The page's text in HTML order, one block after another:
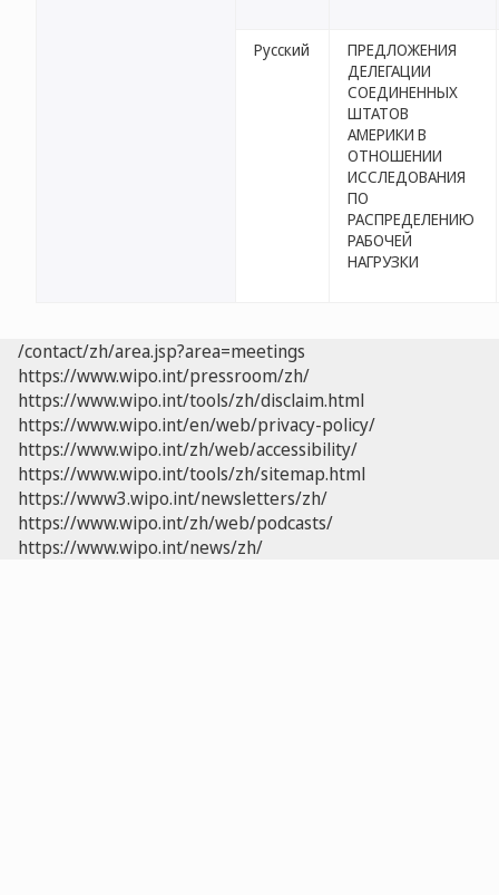
Русский
ПРЕДЛОЖЕНИЯ
ДЕЛЕГАЦИИ
СОЕДИНЕННЫХ
ШТАТОВ
АМЕРИКИ В
ОТНОШЕНИИ
ИССЛЕДОВАНИЯ
ПО
РАСПРЕДЕЛЕНИЮ
РАБОЧЕЙ
НАГРУЗКИ
/contact/zh/area.jsp?area=meetings
https://www.wipo.int/pressroom/zh/
https://www.wipo.int/tools/zh/disclaim.html
https://www.wipo.int/en/web/privacy-policy/
https://www.wipo.int/zh/web/accessibility/
https://www.wipo.int/tools/zh/sitemap.html
https://www3.wipo.int/newsletters/zh/
https://www.wipo.int/zh/web/podcasts/
https://www.wipo.int/news/zh/